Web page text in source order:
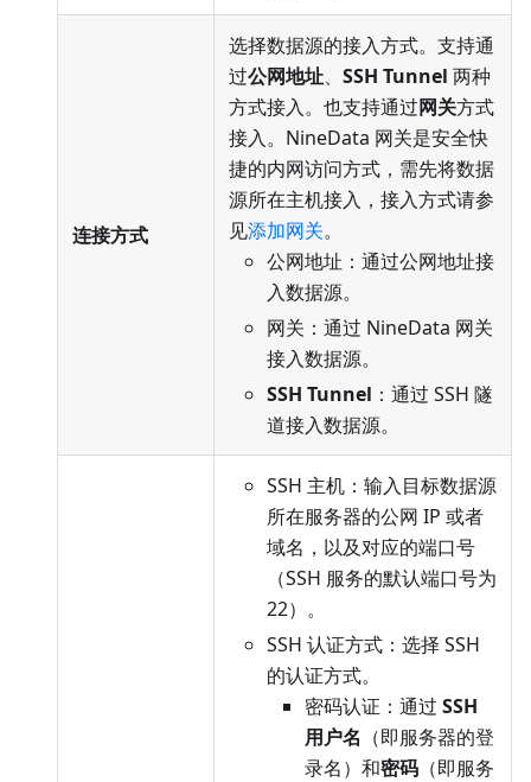
连接方式
选择数据源的接入方式。支持通
过公网地址、 SSH Tunnel 两种
方式接入。也支持通过网关方式
接入。NineData 网关是安全快
捷的内网访问方式，需先将数据
源所在主机接入，接入方式请参
见添加网关。
公网地址：通过公网地址接
入数据源。
网关：通过 NineData 网关
接入数据源。
SSH Tunnel ：通过 SSH 隧
道接入数据源。
SSH 主机：输入目标数据源
所在服务器的公网 IP 或者
域名，以及对应的端口号
（SSH 服务的默认端口号为
22）。
SSH 认证方式：选择 SSH
的认证方式。
密码认证：通过 SSH
用户名 （即服务器的登
录名）和密码 （即服务